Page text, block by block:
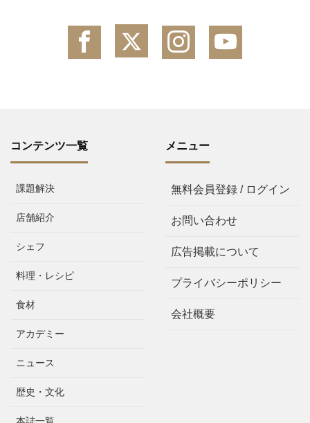
コンテンツ一覧
課題解決
店舗紹介
シェフ
料理・レシピ
食材
アカデミー
ニュース
歴史・文化
メニュー
無料会員登録 / ログイン
お問い合わせ
広告掲載について
プライバシーポリシー
会社概要